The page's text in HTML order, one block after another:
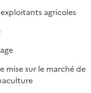
agricoles
mise sur le marché de